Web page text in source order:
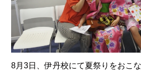
8月3日、伊丹校にて夏祭りをおこな